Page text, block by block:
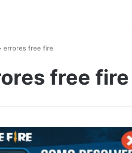
errores free fire
free fire